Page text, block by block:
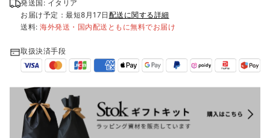
発送国: イタリア
お届け予定：最短8月17日 配送に関する詳細
送料: 海外発送・国内配送ともに無料でお届け
取扱決済手段